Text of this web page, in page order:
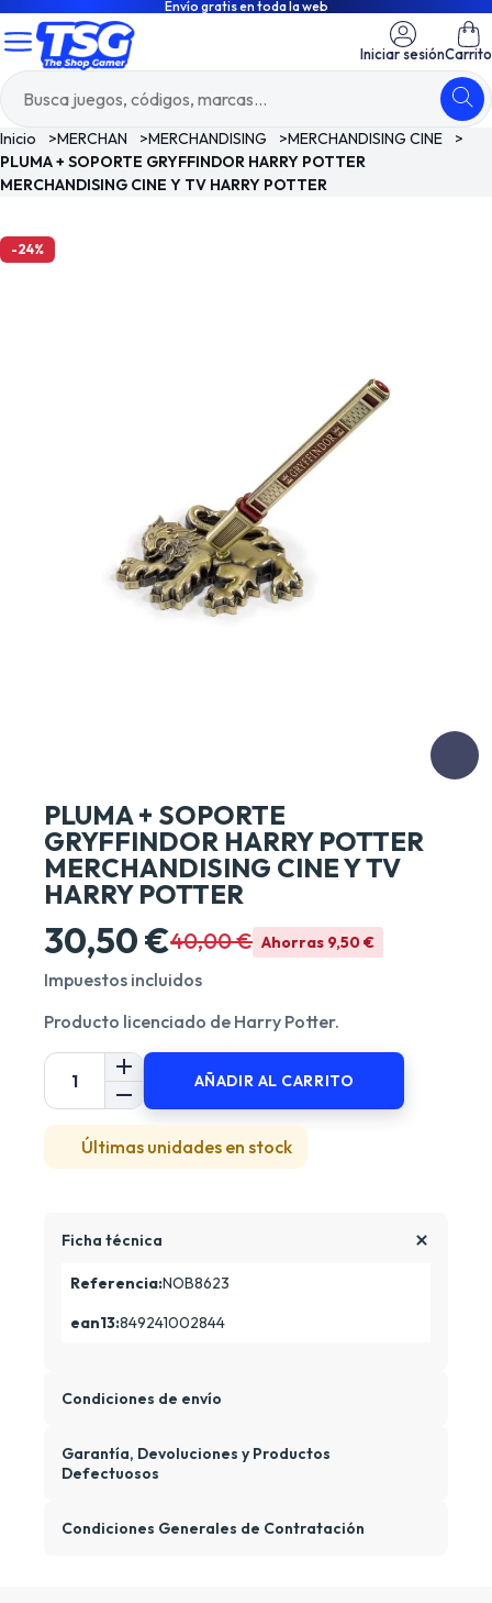
Envío gratis en toda la web
Iniciar sesiónCarrito
Inicio >MERCHAN >MERCHANDISING >MERCHANDISING CINE
>
PLUMA + SOPORTE GRYFFINDOR HARRY POTTER
MERCHANDISING CINE Y TV HARRY POTTER
-24%
PLUMA + SOPORTE
GRYFFINDOR HARRY POTTER
MERCHANDISING CINE Y TV
HARRY POTTER
30,50 €40,00 € Ahorras 9,50 €
Impuestos incluidos
Producto licenciado de Harry Potter.
AÑADIR AL CARRITO
Últimas unidades en stock
Ficha técnica
Referencia:NOB8623
ean13:849241002844
Condiciones de envío
Garantía, Devoluciones y Productos
Defectuosos
Condiciones Generales de Contratación